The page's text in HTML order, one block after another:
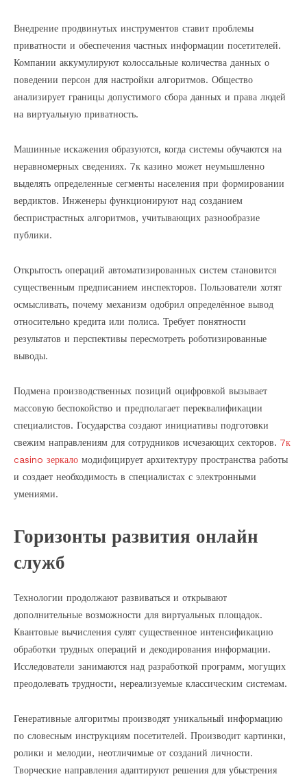
Внедрение продвинутых инструментов ставит проблемы
приватности и обеспечения частных информации посетителей.
Компании аккумулируют колоссальные количества данных о
поведении персон для настройки алгоритмов. Общество
анализирует границы допустимого сбора данных и права людей
на виртуальную приватность.
Машинные искажения образуются, когда системы обучаются на
неравномерных сведениях. 7к казино может неумышленно
выделять определенные сегменты населения при формировании
вердиктов. Инженеры функционируют над созданием
беспристрастных алгоритмов, учитывающих разнообразие
публики.
Открытость операций автоматизированных систем становится
существенным предписанием инспекторов. Пользователи хотят
осмысливать, почему механизм одобрил определённое вывод
относительно кредита или полиса. Требует понятности
результатов и перспективы пересмотреть роботизированные
выводы.
Подмена производственных позиций оцифровкой вызывает
массовую беспокойство и предполагает переквалификации
специалистов. Государства создают инициативы подготовки
свежим направлениям для сотрудников исчезающих секторов. 7к
casino зеркало модифицирует архитектуру пространства работы
и создает необходимость в специалистах с электронными
умениями.
Горизонты развития онлайн
служб
Технологии продолжают развиваться и открывают
дополнительные возможности для виртуальных площадок.
Квантовые вычисления сулят существенное интенсификацию
обработки трудных операций и декодирования информации.
Исследователи занимаются над разработкой программ, могущих
преодолевать трудности, нереализуемые классическим системам.
Генеративные алгоритмы производят уникальный информацию
по словесным инструкциям посетителей. Производит картинки,
ролики и мелодии, неотличимые от созданий личности.
Творческие направления адаптируют решения для убыстрения